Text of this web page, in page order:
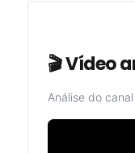
🎬 Vídeo
Análise do